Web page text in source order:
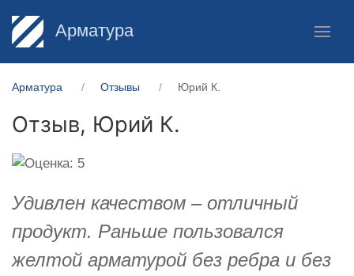
Арматура
Арматура Отзывы Юрий К.
Отзыв, Юрий К.
Удивлен качеством – отличный
продукт. Раньше пользовался
желтой арматурой без ребра и без